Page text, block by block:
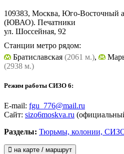
109383, Москва, Юго-Восточный
(ЮВАО). Печатники
ул. Шоссейная, 92
Станции метро рядом:
Братиславская (2061 м.),
(2938 м.)
Режим работы СИЗО 6:
E-mail: fgu_776@mail.ru
Сайт: sizo6moskva.ru
Разделы: Тюрьмы, колонии,
на карте / маршрут